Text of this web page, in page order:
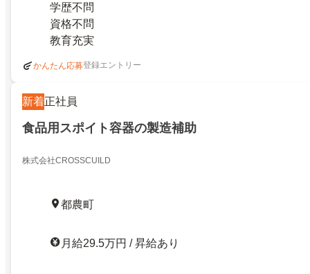
学歴不問
資格不問
教育充実
かんたん応募登録エントリー
新着正社員
食品用スポイト容器の製造補助
株式会社CROSSCUILD
都農町
月給29.5万円 / 昇給あり